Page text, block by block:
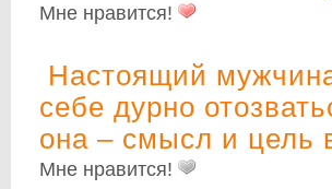
Мне нравится!
Настоящий
себе дурно
она – смысл и цель
Мне нравится!